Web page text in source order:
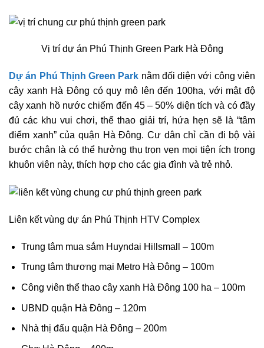
Vị trí dự án Phú Thịnh Green Park Hà Đông
Dự án Phú Thịnh Green Park nằm đối diện với công viên
cây xanh Hà Đông có quy mô lên đến 100ha, với mật độ
cây xanh hồ nước chiếm đến 45 – 50% diện tích và có đầy
đủ các khu vui chơi, thể thao giải trí, hứa hẹn sẽ là “tâm
điểm xanh” của quận Hà Đông. Cư dân chỉ cần đi bộ vài
bước chân là có thể hưởng thụ trọn vẹn mọi tiện ích trong
khuôn viên này, thích hợp cho các gia đình và trẻ nhỏ.
Liên kết vùng dự án Phú Thịnh HTV Complex
Trung tâm mua sắm Huyndai Hillsmall – 100m
Trung tâm thương mại Metro Hà Đông – 100m
Công viên thể thao cây xanh Hà Đông 100 ha – 100m
UBND quận Hà Đông – 120m
Nhà thị đấu quận Hà Đông – 200m